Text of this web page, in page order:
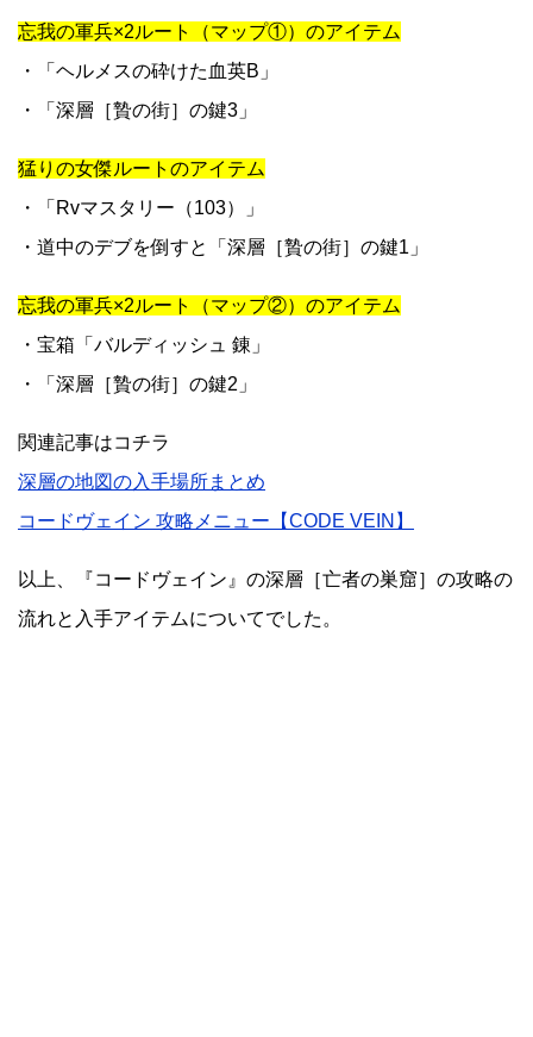
忘我の軍兵×2ルート（マップ①）のアイテム
・「ヘルメスの砕けた血英B」
・「深層［贄の街］の鍵3」
猛りの女傑ルートのアイテム
・「Rvマスタリー（103）」
・道中のデブを倒すと「深層［贄の街］の鍵1」
忘我の軍兵×2ルート（マップ②）のアイテム
・宝箱「バルディッシュ 錬」
・「深層［贄の街］の鍵2」
関連記事はコチラ
深層の地図の入手場所まとめ
コードヴェイン 攻略メニュー【CODE VEIN】
以上、『コードヴェイン』の深層［亡者の巣窟］の攻略の
流れと入手アイテムについてでした。